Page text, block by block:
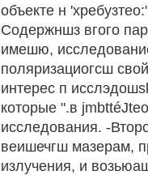
объекте н
Содержншз вгого
имешю,
поляризациогсш
интерес п
которые ".в
исследования. -
веишечгш мазерам,
излучения, и